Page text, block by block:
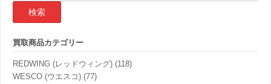
果:
買取商品カテゴリー
REDWING (レッドウィング) (118)
WESCO (ウエスコ) (77)